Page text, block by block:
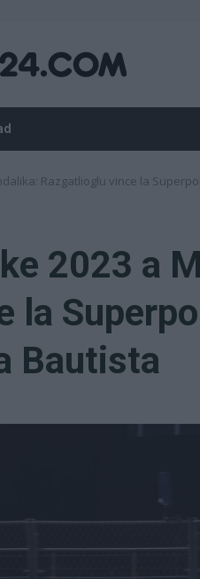
Razgatlioglu vince la
2023 a
la
Bautista